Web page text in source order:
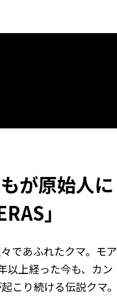
が原始人に
」
であふれたクマ。モア
以上経った今も、カン
こり続ける伝説クマ。